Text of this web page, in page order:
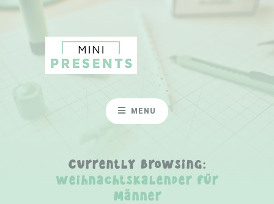
MENU
Currently Browsing:
weihnachtskalender für
männer